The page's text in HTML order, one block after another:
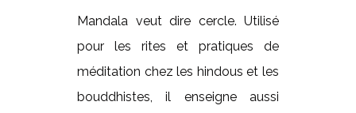
Mandala veut dire cercle. Utilisé
pour les rites et pratiques de
méditation chez les hindous et les
bouddhistes, il enseigne aussi